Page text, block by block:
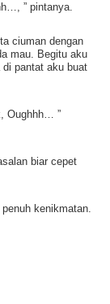
” pintanya.
ciuman dengan
mau. Begitu aku
pantat aku buat
Oughhh… ”
biar cepet
kenikmatan.